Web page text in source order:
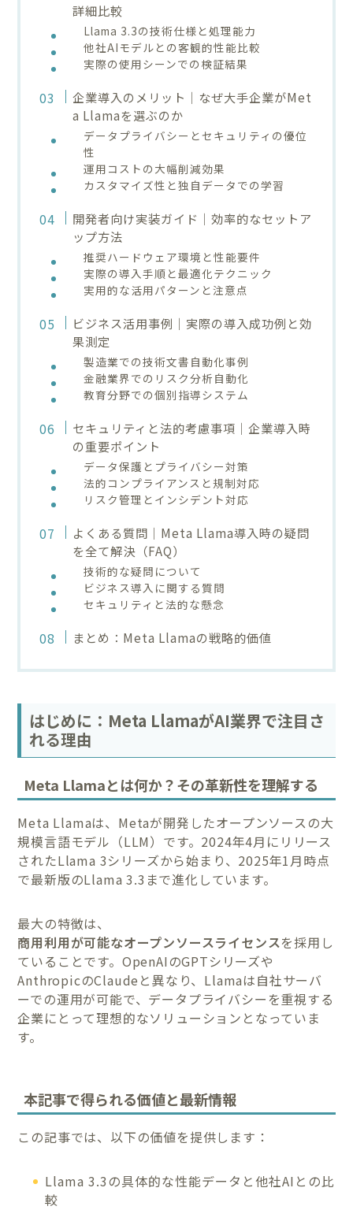
詳細比較
Llama 3.3の技術仕様と処理能力
他社AIモデルとの客観的性能比較
実際の使用シーンでの検証結果
企業導入のメリット｜なぜ大手企業がMet
a Llamaを選ぶのか
データプライバシーとセキュリティの優位
性
運用コストの大幅削減効果
カスタマイズ性と独自データでの学習
開発者向け実装ガイド｜効率的なセットア
ップ方法
推奨ハードウェア環境と性能要件
実際の導入手順と最適化テクニック
実用的な活用パターンと注意点
ビジネス活用事例｜実際の導入成功例と効
果測定
製造業での技術文書自動化事例
金融業界でのリスク分析自動化
教育分野での個別指導システム
セキュリティと法的考慮事項｜企業導入時
の重要ポイント
データ保護とプライバシー対策
法的コンプライアンスと規制対応
リスク管理とインシデント対応
よくある質問｜Meta Llama導入時の疑問
を全て解決（FAQ）
技術的な疑問について
ビジネス導入に関する質問
セキュリティと法的な懸念
まとめ：Meta Llamaの戦略的価値
はじめに：Meta LlamaがAI業界で注目さ
れる理由
Meta Llamaとは何か？その革新性を理解する
Meta Llamaは、Metaが開発したオープンソースの大
規模言語モデル（LLM）です。2024年4月にリリース
されたLlama 3シリーズから始まり、2025年1月時点
で最新版のLlama 3.3まで進化しています。
最大の特徴は、
商用利用が可能なオープンソースライセンスを採用し
ていることです。OpenAIのGPTシリーズや
AnthropicのClaudeと異なり、Llamaは自社サーバ
ーでの運用が可能で、データプライバシーを重視する
企業にとって理想的なソリューションとなっていま
す。
本記事で得られる価値と最新情報
この記事では、以下の価値を提供します：
Llama 3.3の具体的な性能データと他社AIとの比
較